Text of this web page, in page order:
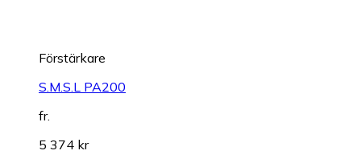
Förstärkare
S.M.S.L PA200
fr.
5 374 kr